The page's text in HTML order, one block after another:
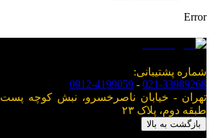
Error
شماره پشتیبانی:
021-33989268
-
0912-4199059
تهران - خیابان ناصرخسرو، نبش کوچه
طبقه دوم، پلاک ۲۳
بازگشت به بالا